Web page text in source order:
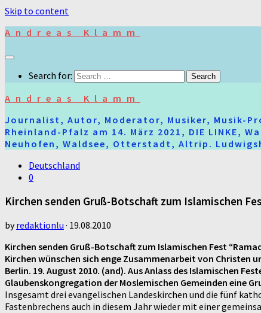
Skip to content
Andreas Klamm
Search for:
Andreas Klamm
Journalist, Autor, Moderator, Musiker, Musik-
Rheinland-Pfalz am 14. März 2021, DIE
Neuhofen, Waldsee, Otterstadt, Altrip.
Deutschland
0
Kirchen senden Gruß-Botschaft zum Islamischen
byredaktionlu · 19.08.2010
Kirchen senden Gruß-Botschaft zum Islamischen Fest
Kirchen wünschen sich enge Zusammenarbeit von Christen
Berlin. 19. August 2010. (and). Aus Anlass des Islamischen
Glaubenskongregation der Moslemischen Gemeinden eine
Insgesamt drei evangelischen Landeskirchen und die fünf
Fastenbrechens auch in diesem Jahr wieder mit einer